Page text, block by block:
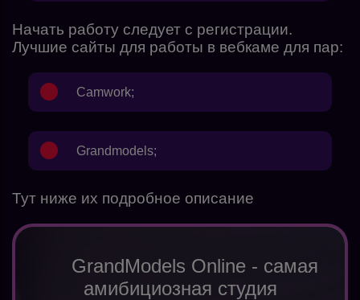
Начать работу следует с регистрации.
Лучшие сайты для работы в вебкаме для пар:
Camwork;
Grandmodels;
Тут ниже их подробное описание
GrandModels Online - самая
амибициозная студия